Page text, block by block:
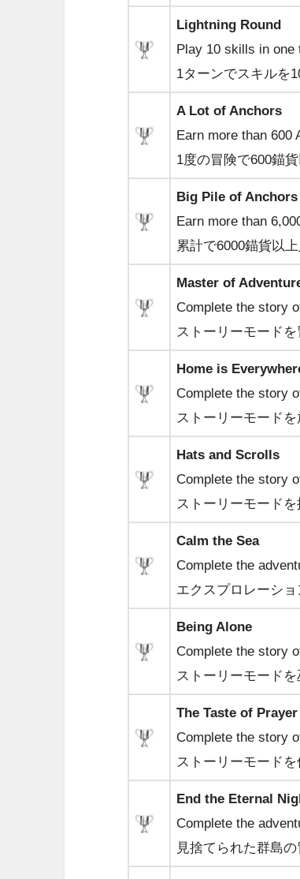
Lightning Round
Play 10 skills in one
1ターンでスキルを
A Lot of Anchors
Earn more than 600
1度の冒険で600錨
Big Pile of Anchors
Earn more than
累計で6000錨貨以
Master of
Complete the story
ストーリーモード
Home is
Complete the story
ストーリーモード
Hats and Scrolls
Complete the story
ストーリーモード
Calm the Sea
Complete the
エクスプロレーシ
Being Alone
Complete the story
ストーリーモード
The Taste of Prayer
Complete the story
ストーリーモード
End the Eternal
Complete the
見捨てられた群島